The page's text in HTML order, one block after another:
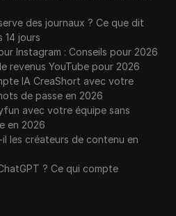
des journaux ? Ce que dit
14 jours
Instagram : Conseils pour 2026
revenus YouTube pour 2026
IA CreaShort avec votre
de passe en 2026
avec votre équipe sans
en 2026
les créateurs de contenu en
? Ce qui compte